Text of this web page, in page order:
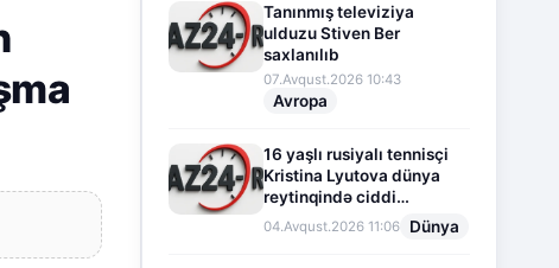
Tanınmış televiziya
ulduzu Stiven Ber
saxlanılıb
07.Avqust.2026 10:43
Avropa
16 yaşlı rusiyalı tennisçi
Kristina Lyutova dünya
reytinqində ciddi
irəliləyişə imza atdı
04.Avqust.2026 11:06 Dünya